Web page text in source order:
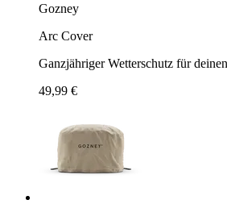
Gozney
Arc Cover
Ganzjähriger Wetterschutz für
49,99 €